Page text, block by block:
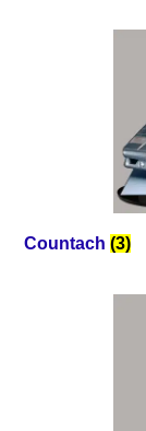
Countach (3)